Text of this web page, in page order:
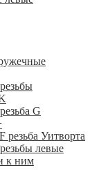
G
Уитворта
левые
к ним